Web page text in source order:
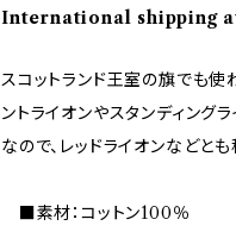
International shipping
スコットランド王室の旗でも使
ントライオンやスタンディング
なので、レッドライオンなどとも
■素材：コットン100％